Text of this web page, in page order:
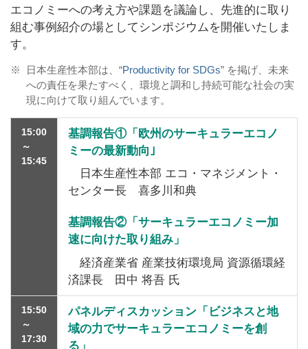
エコノミーへの考え方や課題を議論し、先進的に取り
組む事例紹介の場としてシンポジウムを開催いたしま
す。
※ 日本生産性本部は、“Productivity for SDGs” を掲げ、未来
への責任を果たすべく、環境と調和し持続可能な社会の実
現に向けて取り組んでいます。
15:00
～
15:45
基調報告①「欧州のサーキュラーエコノ
ミーの最新動向｣
日本生産性本部 エコ・マネジメント・
センター長 喜多川和典
基調報告②「サーキュラーエコノミー加
速に向けた取り組み」
経済産業省 産業技術環境局 資源循環経
済課長 田中 将吾 氏
15:50
～
17:30
パネルディスカッション「ビジネスと地
域の力でサーキュラーエコノミーを創
る」